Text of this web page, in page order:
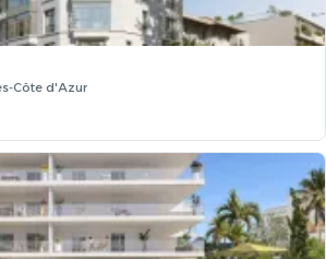
Côte d'Azur